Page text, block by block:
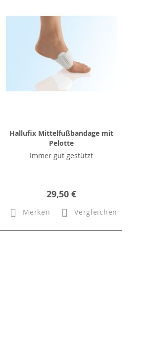
Hallufix Mittelfußbandage mit
Pelotte
Immer gut gestützt
29,50 €
Merken Vergleichen